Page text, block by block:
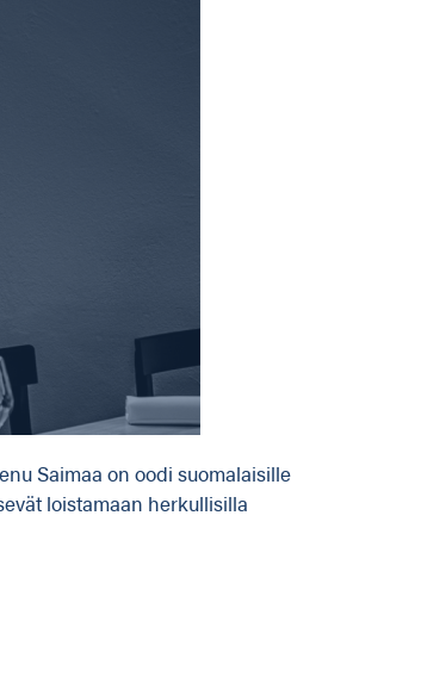
Saimaa on oodi suomalaisille
loistamaan herkullisilla